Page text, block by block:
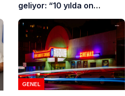
geliyor: “10 yılda on
milyonlarca atık ihracı”
GENEL